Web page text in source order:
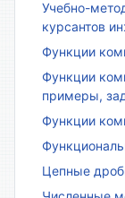
Учебно-
курсантов
Функции
Функции
примеры,
Функции
Цепные